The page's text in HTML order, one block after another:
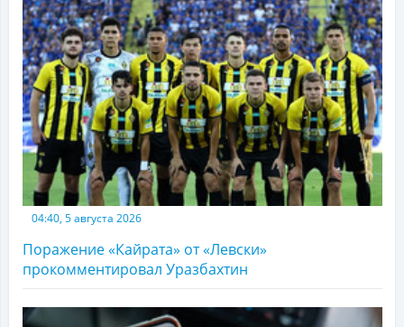
04:40, 5 августа 2026
Поражение «Кайрата» от «Левски»
прокомментировал Уразбахтин